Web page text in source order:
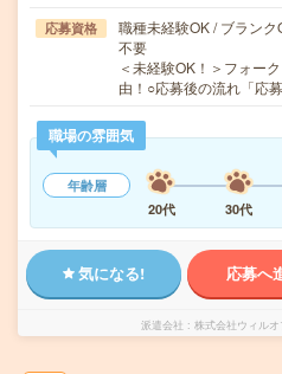
応募資格
職種未経験OK / ブラン
不要
＜未経験OK！＞フォー
由！○応募後の流れ「応
職場の雰囲気
年齢層
20代
30代
気になる! 応募へ
派遣会社 株式会社ウィル